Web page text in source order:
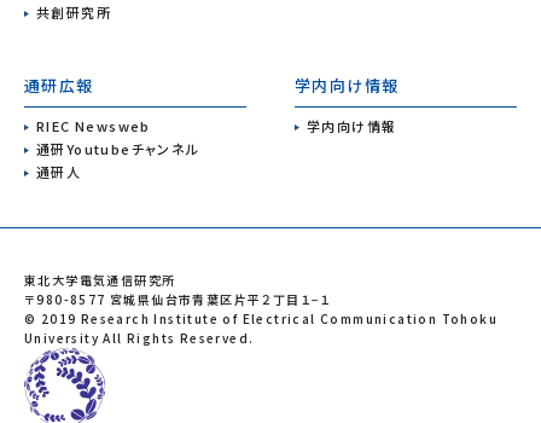
共創研究所
通研広報
RIEC Newsweb
通研Youtubeチャンネル
通研人
学内向け情報
学内向け情報
東北大学電気通信研究所
〒980-8577 宮城県仙台市青葉区片平２丁目１−１
© 2019 Research Institute of Electrical Communication Tohoku
University All Rights Reserved.